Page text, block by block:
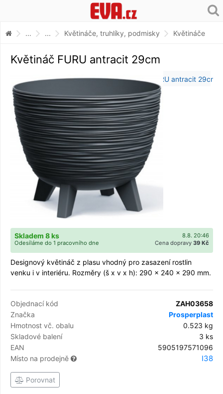
... ... Květináče, truhlíky, podmisky Květináče
Květináč FURU antracit 29cm
8.8. 20:46
Skladem 8 ks
Cena dopravy 39 Kč
Odesíláme do 1 pracovního dne
Designový květináč z plasu vhodný pro zasazení rostlin
venku i v interiéru. Rozměry (š x v x h): 290 x 240 x 290 mm.
Objednací kód
ZAH03658
Značka
Prosperplast
Hmotnost vč. obalu
0.523 kg
Skladové balení
3 ks
EAN
5905197571096
Místo na prodejně
I38
Porovnat